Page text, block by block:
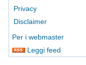
Privacy
Disclaimer
Per i webmaster
Leggi feed